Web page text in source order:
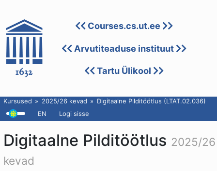
Courses.cs.ut.ee
Arvutiteaduse instituut
Tartu Ülikool
Kursused 2025/26 kevad
Digitaalne Pilditöötlus (LTAT.02.036)
EN
Logi sisse
Digitaalne Pilditöötlus 2025/26
kevad